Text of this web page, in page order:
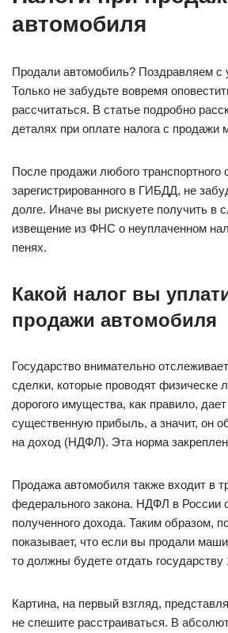
автомобиля
Продали автомобиль? Поздравляем с
Только не забудьте вовремя
рассчитаться. В статье подробно
деталях при оплате налога с продажи
После продажи любого транспортного
зарегистрированного в ГИБДД, не
долге. Иначе вы рискуете получить в
извещение из ФНС о неуплаченном
пенях.
Какой налог вы
продажи автомобиля
Государство внимательно
сделки, которые проводят физическе
дорогого имущества, как правило,
существенную прибыль, а значит, он
на доход (НДФЛ). Эта норма
Продажа автомобиля также входит в
федерального закона. НДФЛ в России
полученного дохода. Таким образом,
показывает, что если вы продали
то должны будете отдать
Картина, на первый взгляд,
не спешите расстраиваться. В